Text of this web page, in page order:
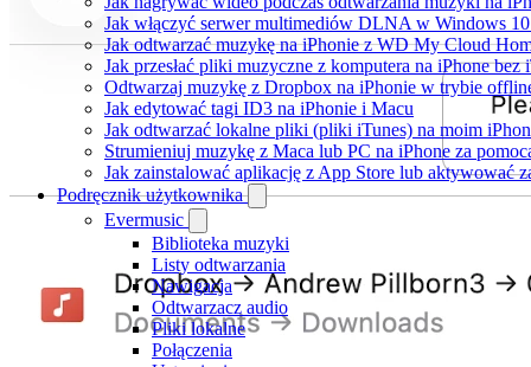
Jak włączyć serwer multimediów DLNA w Windows
Jak odtwarzać muzykę na iPhonie z WD My Cloud
Jak przesłać pliki muzyczne z komputera na iPhone
Odtwarzaj muzykę z Dropbox na iPhonie w trybie
Jak edytować tagi ID3 na iPhonie i Macu
Jak odtwarzać lokalne pliki (pliki iTunes) na moim
Strumieniuj muzykę z Maca lub PC na iPhone za
Jak zainstalować aplikację z App Store lub aktywować
Podręcznik użytkownika
Evermusic
Biblioteka muzyki
Listy odtwarzania
Nawigacja
Odtwarzacz audio
Pliki lokalne
Połączenia